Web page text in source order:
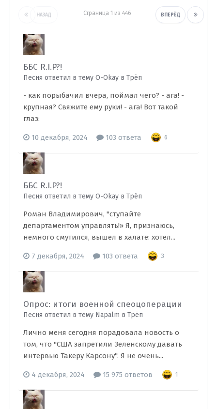
НАЗАД ВПЕРЁД
Страница 1 из 446
ББС R.I.P?!
Песня ответил в тему O-Okay в Трёп
- как порыбачил вчера, поймал чего? - ага! -
крупная? Свяжите ему руки! - ага! Вот такой
глаз:
10 декабря, 2024 103 ответа 6
ББС R.I.P?!
Песня ответил в тему O-Okay в Трёп
Роман Владимирович, "ступайте
департаментом управлять!» Я, признаюсь,
немного смутился, вышел в халате: хотел...
7 декабря, 2024 103 ответа 3
Опрос: итоги военной спеоцоперации
Песня ответил в тему Napalm в Трёп
Лично меня сегодня порадовала новость о
том, что "США запретили Зеленскому давать
интервью Такеру Карсону". Я не очень...
4 декабря, 2024 15 975 ответов 1